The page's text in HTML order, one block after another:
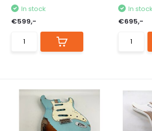
In stock
€599,-
In stock
€695,-